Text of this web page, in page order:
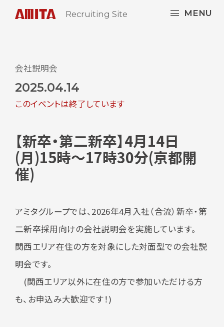
Recruiting Site MENU
会社説明会
【新卒・第二新卒】4月14日
(月)15時～17時30分(京都開
催)
2025.04.14
このイベントは終了しています
アミタグループでは、2026年4月入社（合流）新卒・第
二新卒採用向けの会社説明会を実施しています。
関西エリア在住の方を対象にした対面型での会社説
明会です。
(関西エリア以外に在住の方で参加いただける方
も、お申込み大歓迎です！)